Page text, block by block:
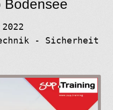
Bodensee
- Sicherheit